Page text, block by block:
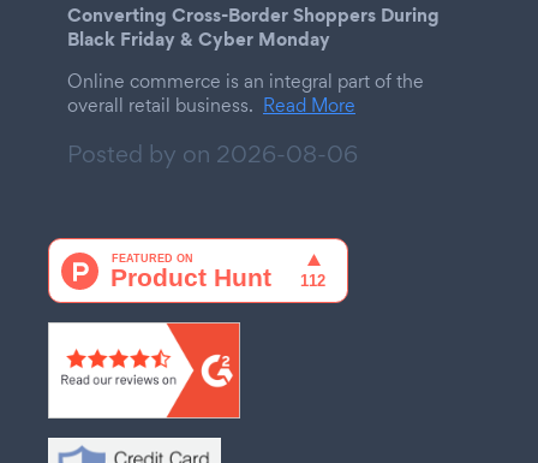
Converting Cross-Border Shoppers During
Black Friday & Cyber Monday
Online commerce is an integral part of the
overall retail business. Read More
Posted by on 2026-08-06